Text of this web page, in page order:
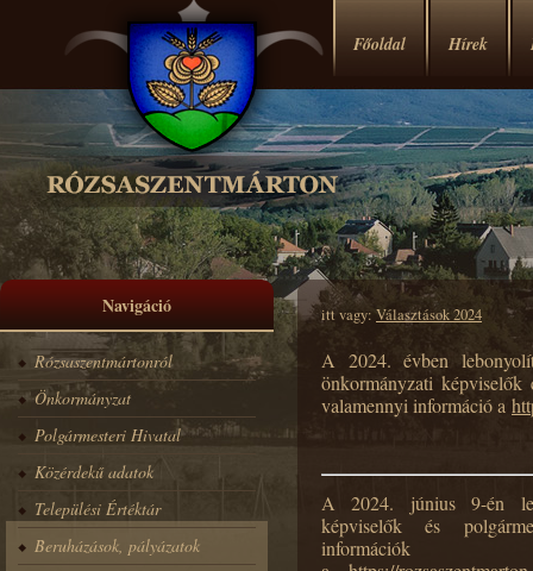
Főoldal Hírek
Navigáció
Rózsaszentmártonról
Önkormányzat
Polgármesteri Hivatal
Közérdekű adatok
Települési Értéktár
Beruházások, pályázatok
itt vagy: Választások 2024
A 2024. évben
önkormányzati képviselők
valamennyi információ a
A 2024. június 9-én
képviselők és
információk